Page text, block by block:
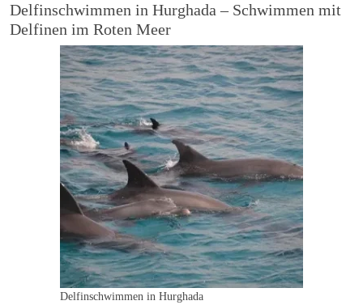
Delfinschwimmen in Hurghada – Schwimmen mit
Delfinen im Roten Meer
Delfinschwimmen in Hurghada